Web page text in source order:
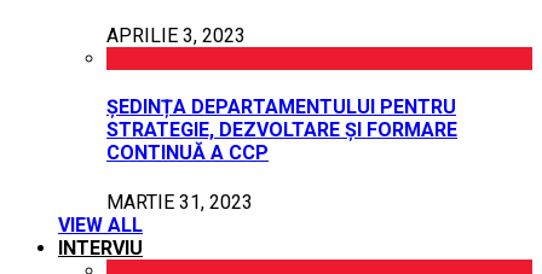
APRILIE 3, 2023
ȘEDINȚA DEPARTAMENTULUI PENTRU
STRATEGIE, DEZVOLTARE ȘI FORMARE
CONTINUĂ A CCP
MARTIE 31, 2023
VIEW ALL
INTERVIU